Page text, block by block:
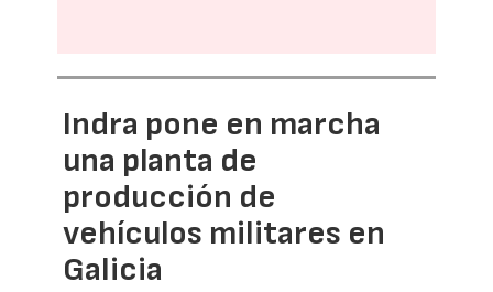
Indra pone en marcha
una planta de
producción de
vehículos militares en
Galicia